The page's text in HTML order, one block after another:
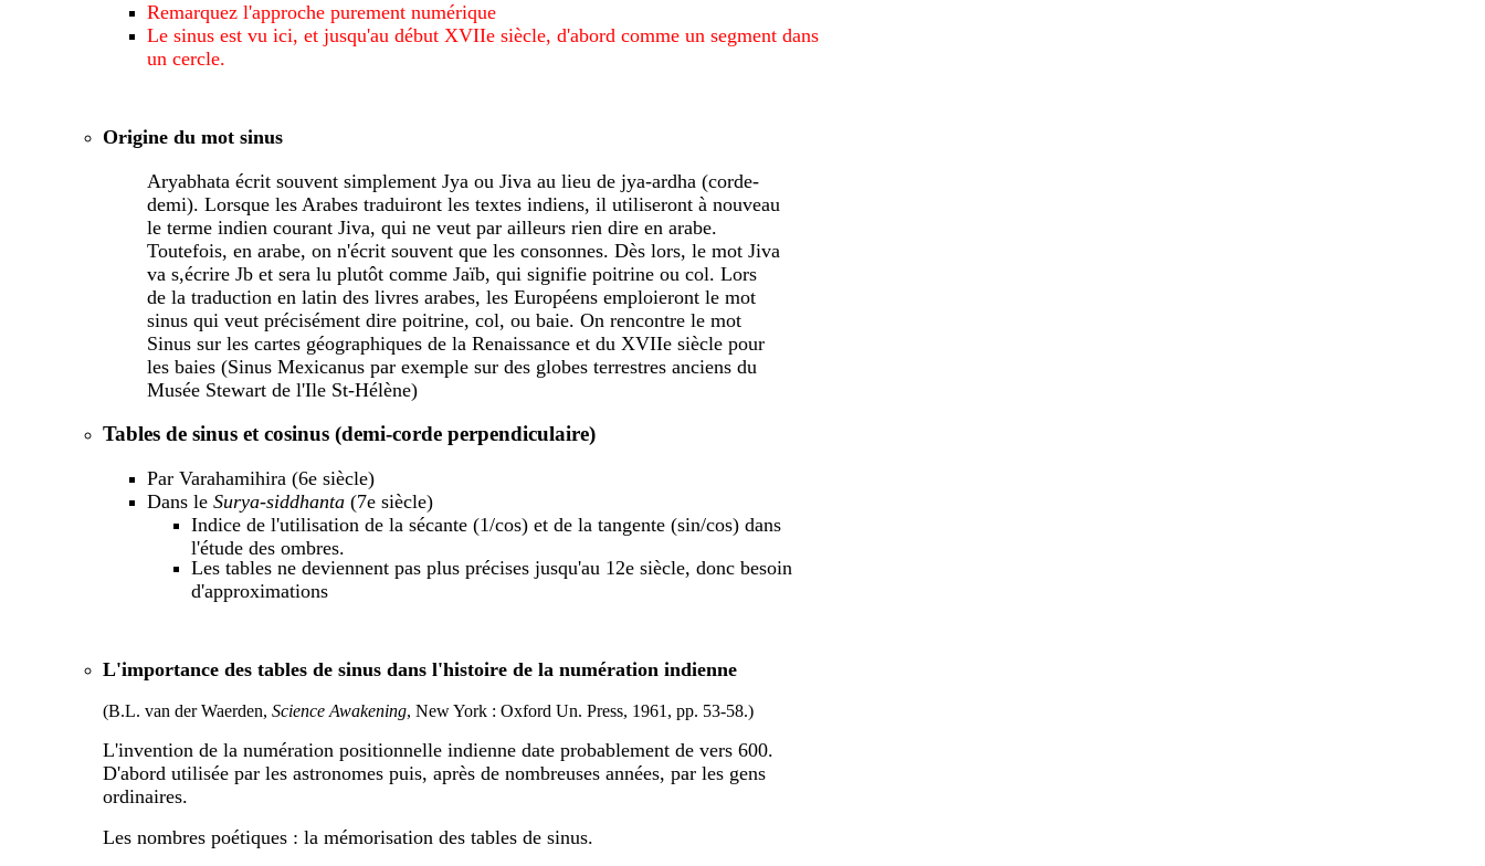
Remarquez l'approche purement numérique
Le sinus est vu ici, et jusqu'au début XVIIe siècle, d'abord comme un segment dans
un cercle.
Origine du mot sinus
Aryabhata écrit souvent simplement Jya ou Jiva au lieu de jya-ardha (corde-
demi). Lorsque les Arabes traduiront les textes indiens, il utiliseront à nouveau
le terme indien courant Jiva, qui ne veut par ailleurs rien dire en arabe.
Toutefois, en arabe, on n'écrit souvent que les consonnes. Dès lors, le mot Jiva
va s,écrire Jb et sera lu plutôt comme Jaïb, qui signifie poitrine ou col. Lors
de la traduction en latin des livres arabes, les Européens emploieront le mot
sinus qui veut précisément dire poitrine, col, ou baie. On rencontre le mot
Sinus sur les cartes géographiques de la Renaissance et du XVIIe siècle pour
les baies (Sinus Mexicanus par exemple sur des globes terrestres anciens du
Musée Stewart de l'Ile St-Hélène)
Tables de sinus et cosinus (demi-corde perpendiculaire)
Par Varahamihira (6e siècle)
Dans le Surya-siddhanta (7e siècle)
Indice de l'utilisation de la sécante (1/cos) et de la tangente (sin/cos) dans
l'étude des ombres.
Les tables ne deviennent pas plus précises jusqu'au 12e siècle, donc besoin
d'approximations
L'importance des tables de sinus dans l'histoire de la numération indienne
(B.L. van der Waerden, Science Awakening, New York : Oxford Un. Press, 1961, pp. 53-58.)
L'invention de la numération positionnelle indienne date probablement de vers 600.
D'abord utilisée par les astronomes puis, après de nombreuses années, par les gens
ordinaires.
Les nombres poétiques : la mémorisation des tables de sinus.